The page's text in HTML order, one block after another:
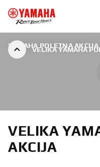
VELIKA YAMAHA
YAMAHA POLETNA AKCIJA
VELIKA
AKCIJA